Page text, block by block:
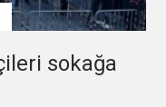
sokağa